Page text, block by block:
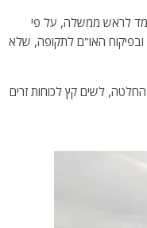
ברהם סאליח, עד 10 בינואר לבחור מועמד לראש ממשלה, על פי
ובפיקוח האו"ם לתקופה, שלא
לשים קץ לכוחות זרים